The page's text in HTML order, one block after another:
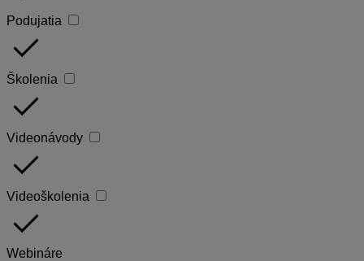
Podujatia
done
Školenia
done
Videonávody
done
Videoškolenia
done
Webináre